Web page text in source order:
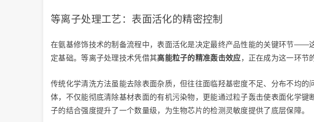
等离子处理工艺：表面活化的精密控制
在氨基修饰技术的制备流程中，表面活化是决定最终产品性能的关键环节——
定基础。等离子处理技术凭借其高能粒子的精准轰击效应，正在成为这一环节
传统化学清洗方法虽能去除表面杂质，但往往面临羟基密度不足、分布不均
体，不仅能彻底清除基材表面的有机污染物，更能通过粒子轰击使表面化学
子的结合强度提升了一个数量级，为生物芯片的检测灵敏度提供了底层保障。